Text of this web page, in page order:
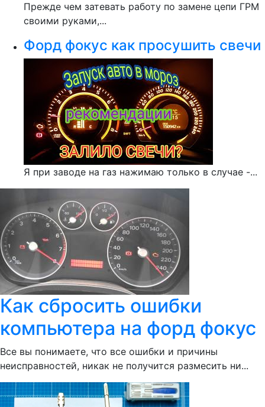
Прежде чем затевать работу по замене цепи ГРМ
своими руками,...
Форд фокус как просушить свечи
Я при заводе на газ нажимаю только в случае -...
Как сбросить ошибки
компьютера на форд фокус
Все вы понимаете, что все ошибки и причины
неисправностей, никак не получится размесить ни...